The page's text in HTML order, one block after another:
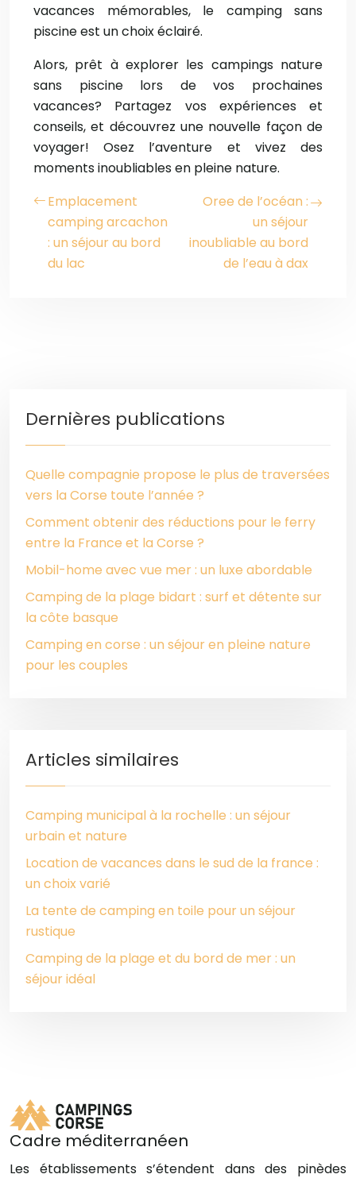
vacances mémorables, le camping sans
piscine est un choix éclairé.
Alors, prêt à explorer les campings nature
sans piscine lors de vos prochaines
vacances? Partagez vos expériences et
conseils, et découvrez une nouvelle façon de
voyager! Osez l’aventure et vivez des
moments inoubliables en pleine nature.
Emplacement
camping arcachon
: un séjour au bord
du lac
Oree de l’océan :
un séjour
inoubliable au bord
de l’eau à dax
Dernières publications
Quelle compagnie propose le plus de traversées
vers la Corse toute l’année ?
Comment obtenir des réductions pour le ferry
entre la France et la Corse ?
Mobil-home avec vue mer : un luxe abordable
Camping de la plage bidart : surf et détente sur
la côte basque
Camping en corse : un séjour en pleine nature
pour les couples
Articles similaires
Camping municipal à la rochelle : un séjour
urbain et nature
Location de vacances dans le sud de la france :
un choix varié
La tente de camping en toile pour un séjour
rustique
Camping de la plage et du bord de mer : un
séjour idéal
Cadre méditerranéen
Les établissements s’étendent dans des pinèdes